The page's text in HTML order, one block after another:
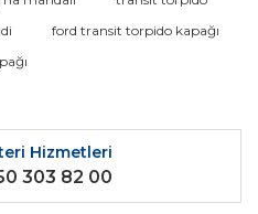
bulunuyor.
olmalı.
ford transit torpido kapağı
Hizmetleri
303 82 00